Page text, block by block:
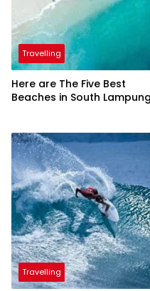
Travelling
Here are The Five Best
Beaches in South Lampung
Travelling